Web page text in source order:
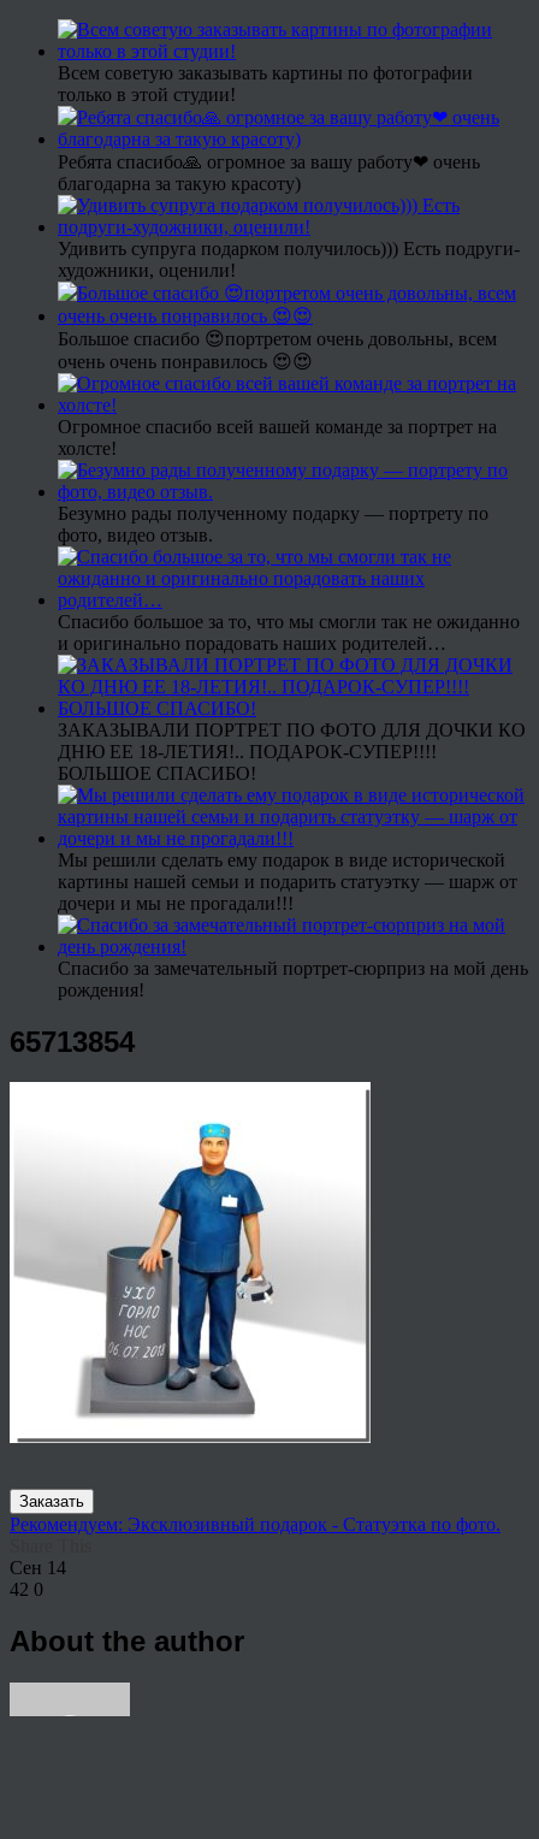
Всем советую заказывать картины по фотографии
только в этой студии!
Ребята спасибо🙏 огромное за вашу работу❤ очень
благодарна за такую красоту)
Удивить супруга подарком получилось))) Есть подруги-
художники, оценили!
Большое спасибо 😍портретом очень довольны, всем
очень очень понравилось 😍😍
Огромное спасибо всей вашей команде за портрет на
холсте!
Безумно рады полученному подарку — портрету по
фото, видео отзыв.
Спасибо большое за то, что мы смогли так не ожиданно
и оригинально порадовать наших родителей…
ЗАКАЗЫВАЛИ ПОРТРЕТ ПО ФОТО ДЛЯ ДОЧКИ КО
ДНЮ ЕЕ 18-ЛЕТИЯ!.. ПОДАРОК-СУПЕР!!!!
БОЛЬШОЕ СПАСИБО!
Мы решили сделать ему подарок в виде исторической
картины нашей семьи и подарить статуэтку — шарж от
дочери и мы не прогадали!!!
Спасибо за замечательный портрет-сюрприз на мой день
рождения!
65713854
Заказать
Рекомендуем: Эксклюзивный подарок - Статуэтка по фото.
Сен 14
42 0
About the author